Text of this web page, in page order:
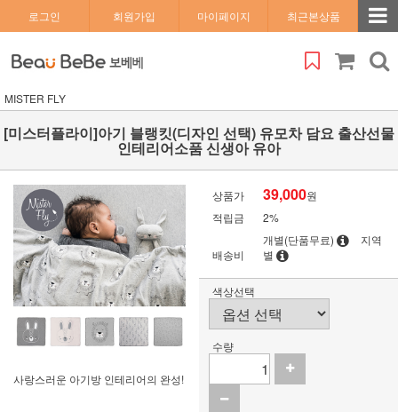
로그인 회원가입 마이페이지 최근본상품
MISTER FLY
[미스터플라이]아기 블랭킷(디자인 선택) 유모차 담요 출산선물
인테리어소품 신생아 유아
사랑스러운 아기방 인테리어의 완성!
상품가 39,000원
적립금
2%
배송비
개별(단품무료)
지역
별
색상선택
수량